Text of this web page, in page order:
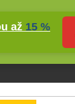
až 15 %